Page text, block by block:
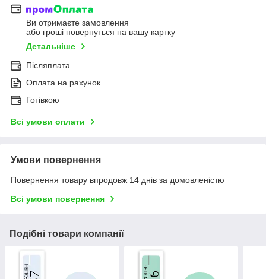
Ви отримаєте замовлення
або гроші повернуться на вашу картку
Детальніше
Післяплата
Оплата на рахунок
Готівкою
Всі умови оплати
Умови повернення
Повернення товару впродовж 14 днів за домовленістю
Всі умови повернення
Подібні товари компанії